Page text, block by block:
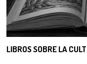
LIBROS SOBRE LA